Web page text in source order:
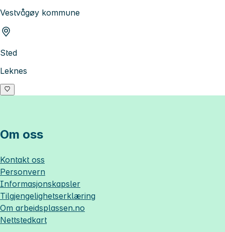
Vestvågøy kommune
Sted
Leknes
Om oss
Kontakt oss
Personvern
Informasjonskapsler
Tilgjengelighetserklæring
Om arbeidsplassen.no
Nettstedkart